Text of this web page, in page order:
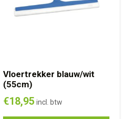
Vloertrekker blauw/wit
(55cm)
€18,95 incl. btw